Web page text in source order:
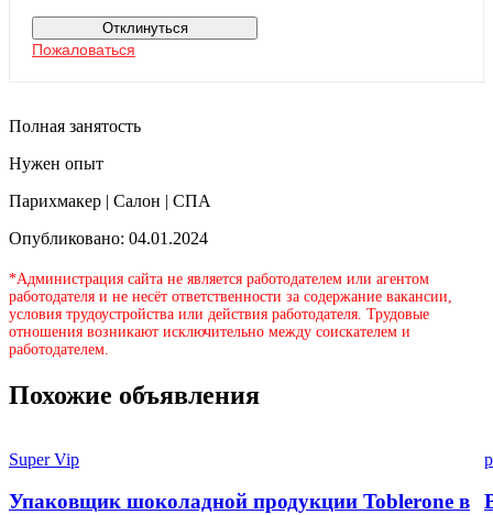
Отклинуться
Пожаловаться
Полная занятость
Нужен опыт
Парихмакер | Салон | СПА
Опубликовано: 04.01.2024
*Администрация сайта не является работодателем или агентом
работодателя и не несёт ответственности за содержание вакансии,
условия трудоустройства или действия работодателя. Трудовые
отношения возникают исключительно между соискателем и
работодателем.
Похожие объявления
Super Vip
Упаковщик шоколадной продукции Toblerone в